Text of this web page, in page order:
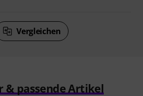
Vergleichen
& passende Artikel